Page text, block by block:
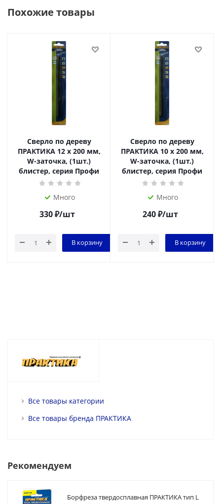
Похожие товары
Сверло по дереву
ПРАКТИКА 12 х 200 мм,
W-заточка, (1шт.)
блистер, серия Профи
Много
330₽/шт
В корзину
Сверло по дереву
ПРАКТИКА 10 х 200 мм,
W-заточка, (1шт.)
блистер, серия Профи
Много
240₽/шт
В корзину
Все товары категории
Все товары бренда ПРАКТИКА
Рекомендуем
Борфреза твердосплавная ПРАКТИКА тип L